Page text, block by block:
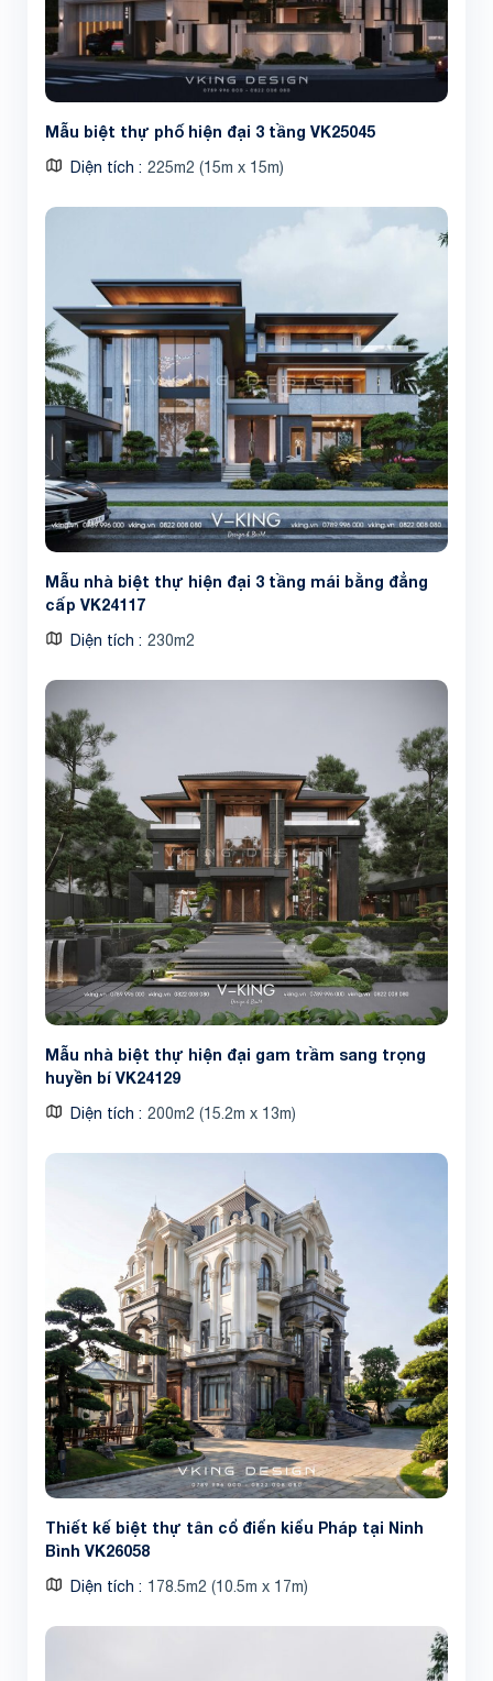
Mẫu biệt thự phố hiện đại 3 tầng VK25045
Diện tích 225m2 (15m x 15m)
Mẫu nhà biệt thự hiện đại 3 tầng mái bằng đẳng
cấp VK24117
Diện tích 230m2
Mẫu nhà biệt thự hiện đại gam trầm sang trọng
huyền bí VK24129
Diện tích 200m2 (15.2m x 13m)
Thiết kế biệt thự tân cổ điển kiểu Pháp tại Ninh
Bình VK26058
Diện tích 178.5m2 (10.5m x 17m)